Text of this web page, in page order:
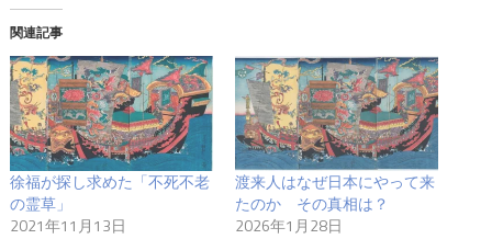
関連記事
徐福が探し求めた「不死不老
の霊草」
2021年11月13日
渡来人はなぜ日本にやって来
たのか その真相は？
2026年1月28日